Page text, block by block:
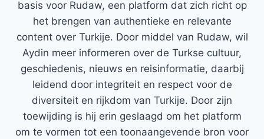
basis voor Rudaw, een platform dat zich richt op
het brengen van authentieke en relevante
content over Turkije. Door middel van Rudaw, wil
Aydin meer informeren over de Turkse cultuur,
geschiedenis, nieuws en reisinformatie, daarbij
leidend door integriteit en respect voor de
diversiteit en rijkdom van Turkije. Door zijn
toewijding is hij erin geslaagd om het platform
om te vormen tot een toonaangevende bron voor